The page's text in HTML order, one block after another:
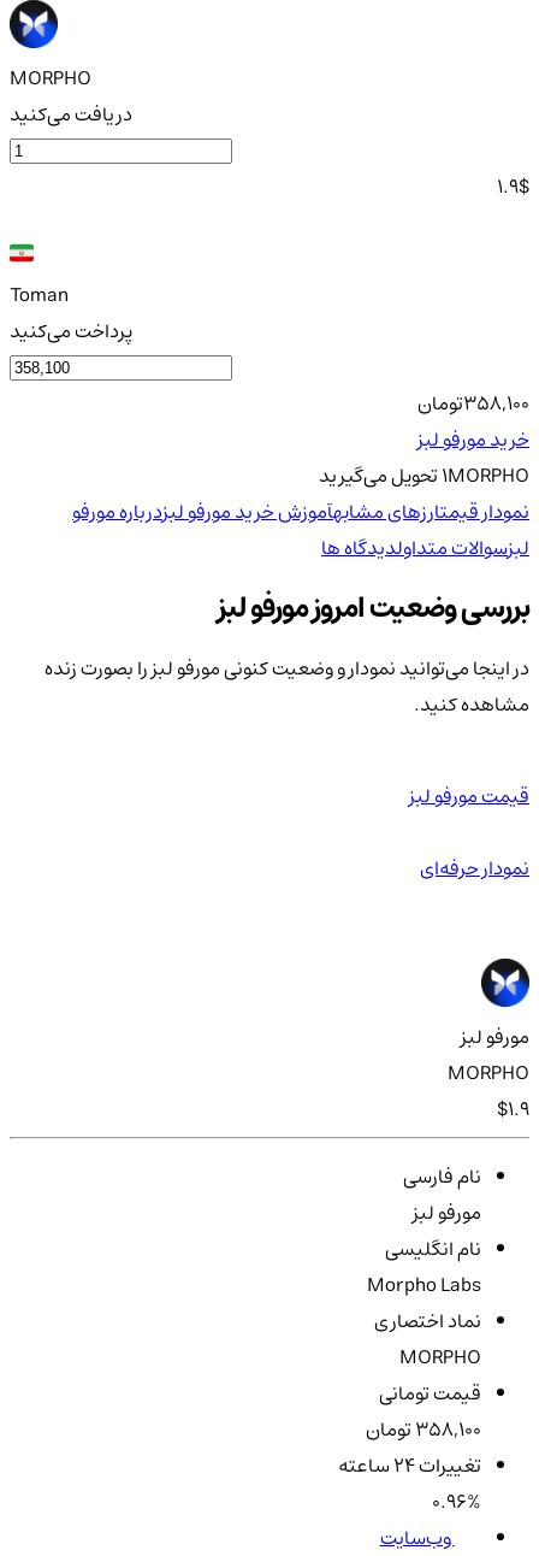
MORPHO
دریافت می‌کنید
1.9$
Toman
پرداخت می‌کنید
358,100تومان
خرید مورفو لبز
1MORPHOتحویلمی‌گیرید
نمودار قیمتارزهای مشابهآموزش خرید مورفو لبزدرباره مورفو
لبزسوالات متداولدیدگاه ها
بررسی وضعیت امروز مورفو لبز
در اینجا می‌توانید نمودار و وضعیت کنونی مورفو لبز را بصورت زنده
مشاهده کنید.
قیمت مورفو لبز
نمودار حرفه‌ای
مورفو لبز
MORPHO
$1.9
نام فارسی
مورفو لبز
نام انگلیسی
Morpho Labs
نماد اختصاری
MORPHO
قیمت تومانی
358,100 تومان
تغییرات ۲۴ ساعته
0.96%
وب‌سایت